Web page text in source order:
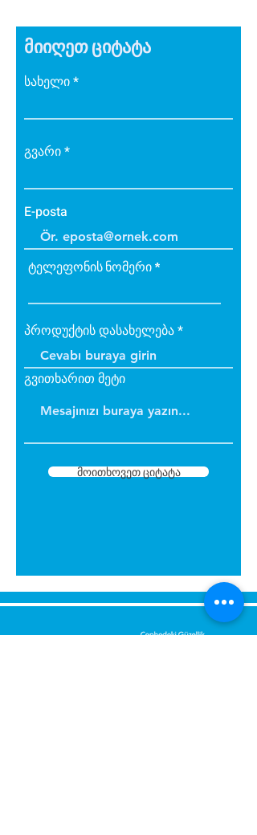
მიიღეთ ციტატა
სახელი
გვარი
E-posta
ტელეფონის ნომერი
პროდუქტის დასახელება
გვითხარით მეტი
მოითხოვეთ ციტატა